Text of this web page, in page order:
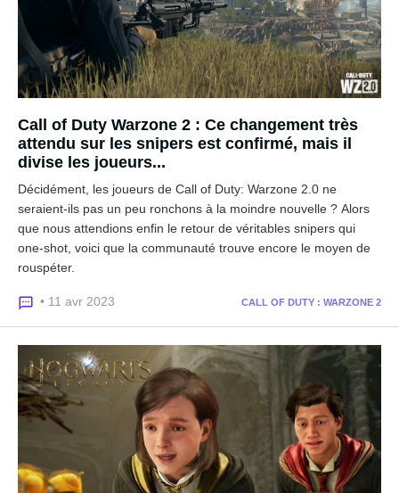
Call of Duty Warzone 2 : Ce changement très
attendu sur les snipers est confirmé, mais il
divise les joueurs...
Décidément, les joueurs de Call of Duty: Warzone 2.0 ne
seraient-ils pas un peu ronchons à la moindre nouvelle ? Alors
que nous attendions enfin le retour de véritables snipers qui
one-shot, voici que la communauté trouve encore le moyen de
rouspéter.
• 11 avr 2023 CALL OF DUTY : WARZONE 2